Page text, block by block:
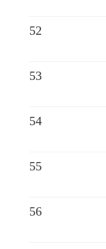
52
53
54
55
56